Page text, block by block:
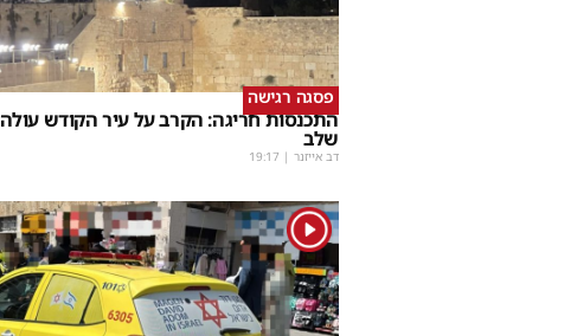
פסגה רגישה
התכנסות חריגה: הקרב על עיר הקודש עולה
שלב
דב אייזנר |
19:17
1